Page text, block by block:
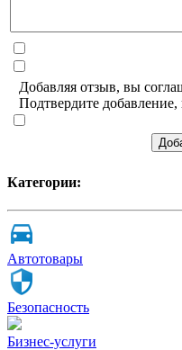
Добавляя отзыв, вы
Подтвердите добавление,
Категории:
Автотовары
Безопасность
Бизнес-услуги